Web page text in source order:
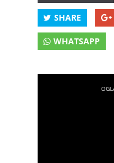
SHARE
WHATSAPP